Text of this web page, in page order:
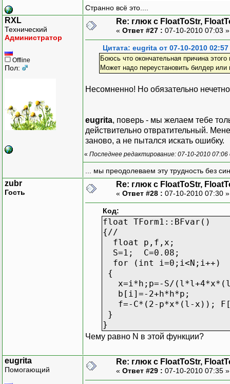
Странно всё это....
RXL
Технический
Администратор
Offline
Пол:
Re: глюк с FloatToStr,
« Ответ #27 : 07-10-2010 07:03
Цитата: eugrita от 07-10-2010 02:57
Боюсь что окончательная причина этого
Может надо переустановить билдер или
Несомненно! Но обязательно
eugrita, поверь - мы желаем тебе
действительно отвратительный.
заново, а не пытался искать ошибку.
« Последнее редактирование: 07-10-2010
... мы преодолеваем эту трудность без
zubr
Гость
Re: глюк с FloatToStr,
« Ответ #28 : 07-10-2010 07:30
Код:
float TForm1::BFvar()
{//
float p,f,x;
S=1; C=0.08;
for (int i=0;i<N;i++)
{
x=i*h;p=-S/
b[i]=-2+h*h*p;
f=-C*(2-p*x*(l-x));
}
}
Чему равно N в этой функции?
eugrita
Помогающий
Re: глюк с FloatToStr,
« Ответ #29 : 07-10-2010 07:35